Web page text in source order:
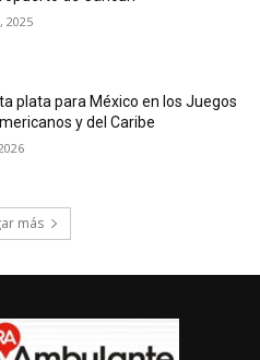
2025
plata para México en los Juegos
y del Caribe
más